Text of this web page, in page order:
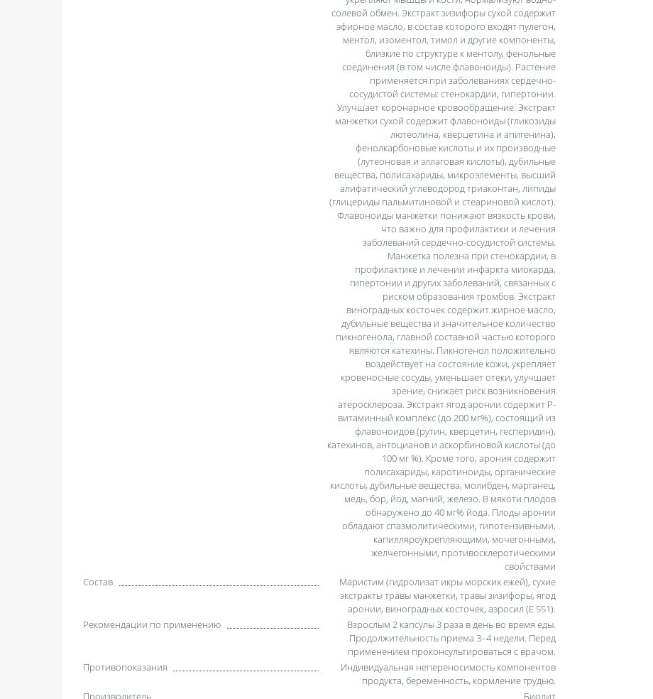
солевой обмен. Экстракт зизифоры сухой содержит
эфирное масло, в состав которого входят пулегон,
ментол, изоментол, тимол и другие компоненты,
близкие по структуре к ментолу, фенольные
соединения (в том числе флавоноиды). Растение
применяется при заболеваниях сердечно-
сосудистой системы: стенокардии, гипертонии.
Улучшает коронарное кровообращение. Экстракт
манжетки сухой содержит флавоноиды (гликозиды
лютеолина, кверцетина и апигенина),
фенолкарбоновые кислоты и их производные
(лутеоновая и эллаговая кислоты), дубильные
вещества, полисахариды, микроэлементы, высший
алифатический углеводород триаконтан, липиды
(глицериды пальмитиновой и стеариновой кислот).
Флавоноиды манжетки понижают вязкость крови,
что важно для профилактики и лечения
заболеваний сердечно-сосудистой системы.
Манжетка полезна при стенокардии, в
профилактике и лечении инфаркта миокарда,
гипертонии и других заболеваний, связанных с
риском образования тромбов. Экстракт
виноградных косточек содержит жирное масло,
дубильные вещества и значительное количество
пикногенола, главной составной частью которого
являются катехины. Пикногенол положительно
воздействует на состояние кожи, укрепляет
кровеносные сосуды, уменьшает отеки, улучшает
зрение, снижает риск возникновения
атеросклероза. Экстракт ягод аронии содержит Р-
витаминный комплекс (до 200 мг%), состоящий из
флавоноидов (рутин, кверцетин, гесперидин),
катехинов, антоцианов и аскорбиновой кислоты (до
100 мг %). Кроме того, арония содержит
полисахариды, каротиноиды, органические
кислоты, дубильные вещества, молибден, марганец,
медь, бор, йод, магний, железо. В мякоти плодов
обнаружено до 40 мг% йода. Плоды аронии
обладают спазмолитическими, гипотензивными,
капилляроукрепляющими, мочегонными,
желчегонными, противосклеротическими
свойствами
Состав
Маристим (гидролизат икры морских ежей), сухие
экстракты травы манжетки, травы зизифоры, ягод
аронии, виноградных косточек, аэросил (Е 551).
Рекомендации по применению
Взрослым 2 капсулы 3 раза в день во время еды.
Продолжительность приема 3–4 недели. Перед
применением проконсультироваться с врачом.
Противопоказания
Индивидуальная непереносимость компонентов
продукта, беременность, кормление грудью.
Производитель
Биолит